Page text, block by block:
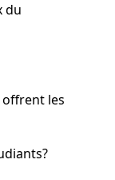
du
les